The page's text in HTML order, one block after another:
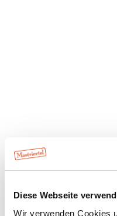
Diese Webseite
Wir verwenden Cookies